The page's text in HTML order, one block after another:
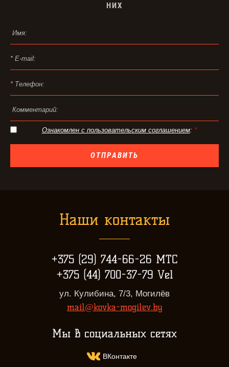
НИХ
Ознакомлен с пользовательским соглашением: *
ОТПРАВИТЬ
Наши контакты
+375 (29) 744-66-26 МТС
+375 (44) 700-37-79 Vel
ул. Кулибина, 7/3, Могилёв
mail@kovka-mogilev.by
Мы в социальных сетях
ВКонтакте